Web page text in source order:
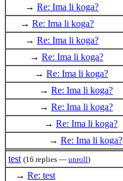
→ Re: Ima li koga?
→ Re: Ima li koga?
→ Re: Ima li koga?
→ Re: Ima li koga?
→ Re: Ima li koga?
→ Re: Ima li koga?
→ Re: Ima li koga?
→ Re: Ima li koga?
→ Re: Ima li koga?
test (16 replies — unroll)
→ Re: test